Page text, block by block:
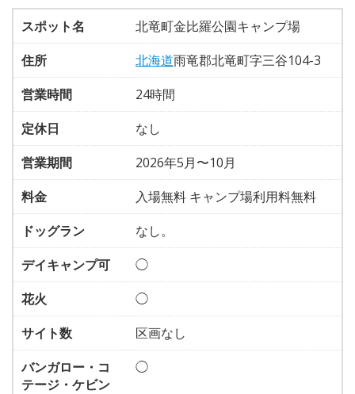
スポット名
北竜町金比羅公園キャンプ場
住所
北海道雨竜郡北竜町字三谷104-3
営業時間
24時間
定休日
なし
営業期間
2026年5月〜10月
料金
入場無料 キャンプ場利用料無料
ドッグラン
なし。
デイキャンプ可
◯
花火
◯
サイト数
区画なし
バンガロー・コ
テージ・ケビン
◯